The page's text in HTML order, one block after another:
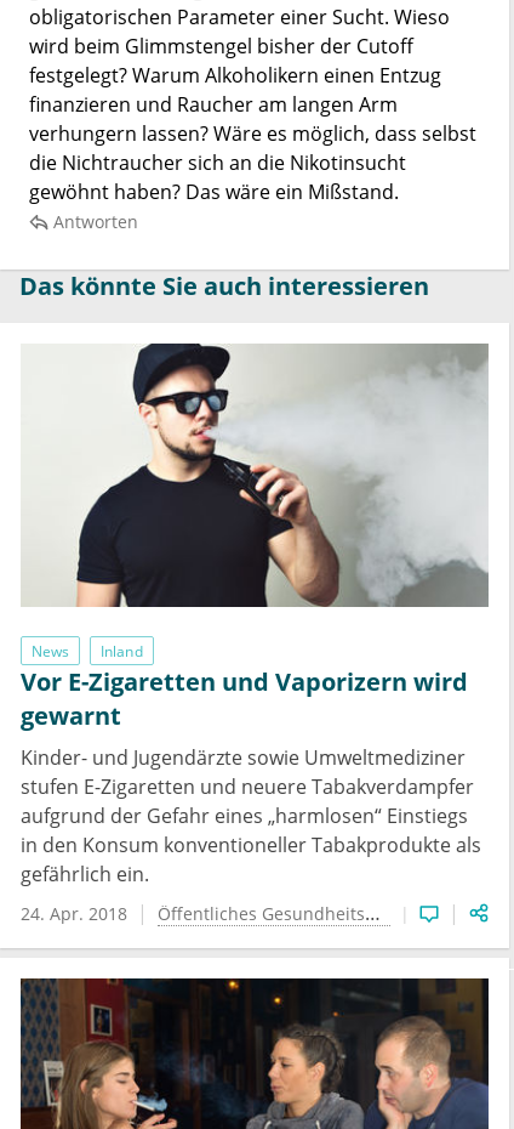
obligatorischen Parameter einer Sucht. Wieso
wird beim Glimmstengel bisher der Cutoff
festgelegt? Warum Alkoholikern einen Entzug
finanzieren und Raucher am langen Arm
verhungern lassen? Wäre es möglich, dass selbst
die Nichtraucher sich an die Nikotinsucht
gewöhnt haben? Das wäre ein Mißstand.
Antworten
Das könnte Sie auch interessieren
News Inland
Vor E-Zigaretten und Vaporizern wird
gewarnt
Kinder- und Jugendärzte sowie Umweltmediziner
stufen E-Zigaretten und neuere Tabakverdampfer
aufgrund der Gefahr eines „harmlosen“ Einstiegs
in den Konsum konventioneller Tabakprodukte als
gefährlich ein.
24. Apr. 2018 Öffentliches Gesundheitswesen